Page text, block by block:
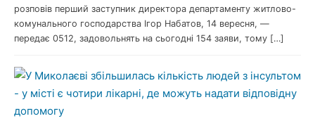
розповів перший заступник директора департаменту житлово-
комунального господарства Ігор Набатов, 14 вересня, —
передає 0512, задовольнять на сьогодні 154 заяви, тому […]